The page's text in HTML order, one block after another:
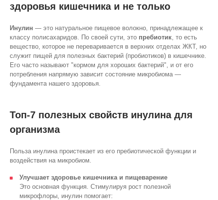
здоровья кишечника и не только
Инулин — это натуральное пищевое волокно, принадлежащее к
классу полисахаридов. По своей сути, это пребиотик , то есть
вещество, которое не переваривается в верхних отделах ЖКТ, но
служит пищей для полезных бактерий (пробиотиков) в кишечнике.
Его часто называют "кормом для хороших бактерий", и от его
потребления напрямую зависит состояние микробиома —
фундамента нашего здоровья.
Топ-7 полезных свойств инулина для
организма
Польза инулина проистекает из его пребиотической функции и
воздействия на микробиом.
Улучшает здоровье кишечника и пищеварение
Это основная функция. Стимулируя рост полезной
микрофлоры, инулин помогает: